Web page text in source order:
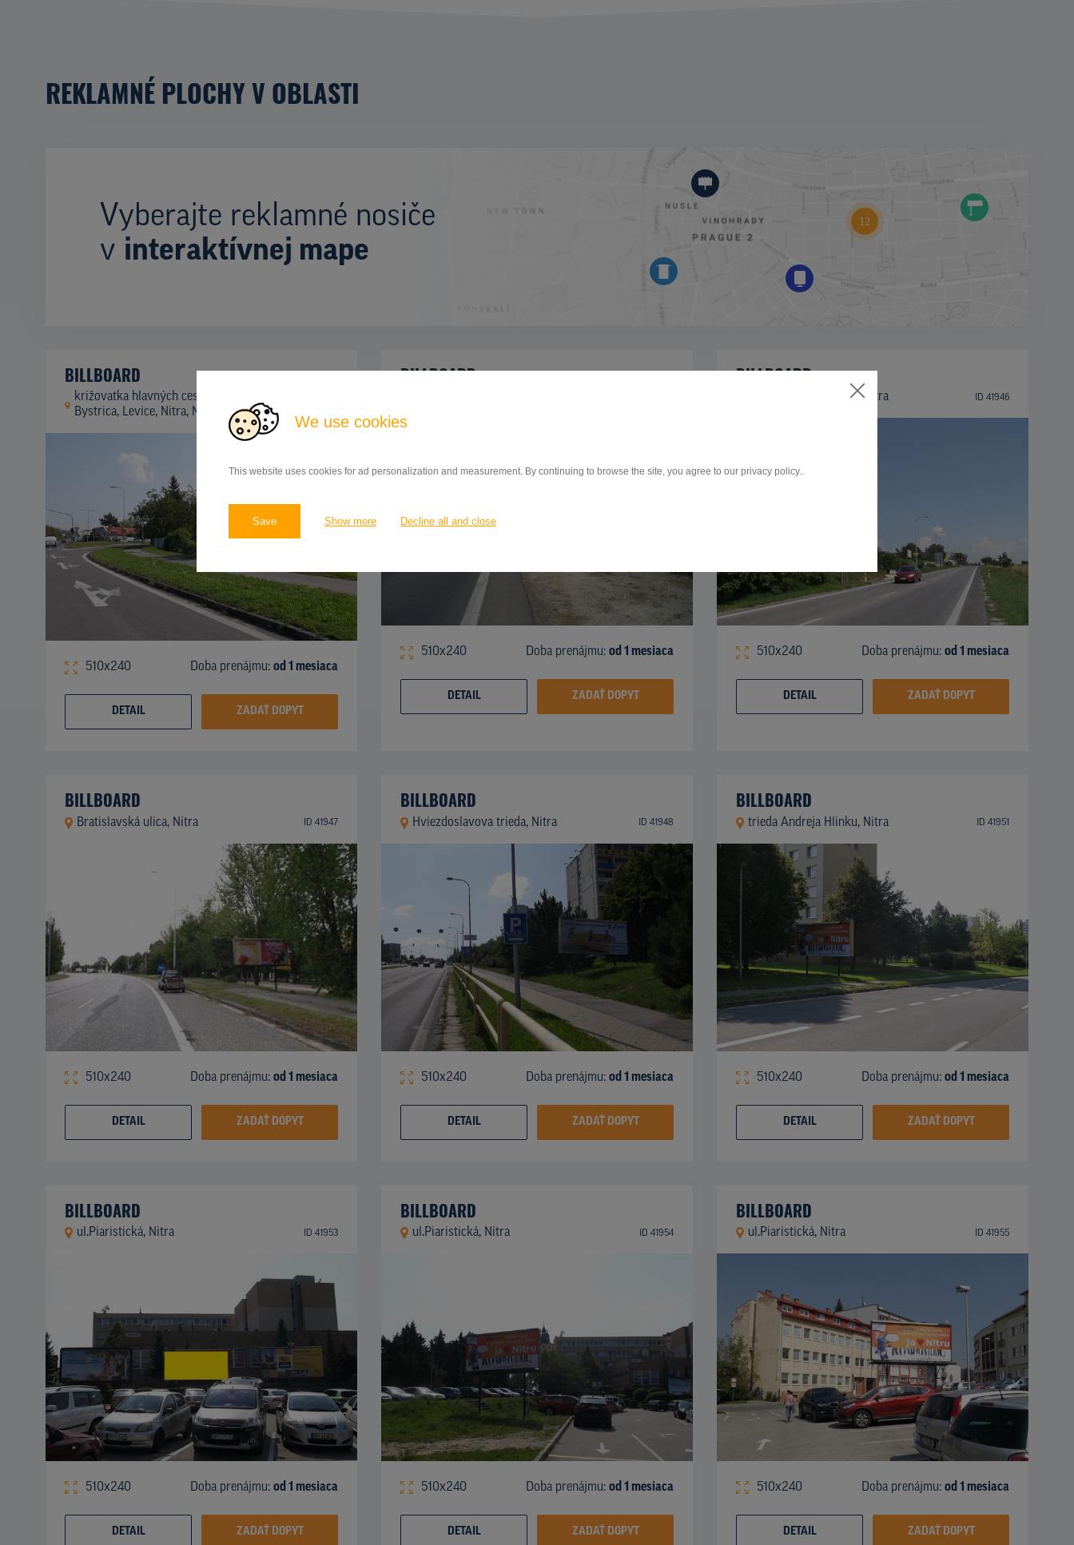
We use cookies
This website uses cookies for ad personalization and measurement. By continuing to browse the site, you agree to our privacy policy..
Save Show more Decline all and close
REKLAMNÉ PLOCHY V OBLASTI
Vyberajte reklamné nosiče
v interaktívnej mape
BILLBOARD
križovatka hlavných cestných ťahov Banská
Bystrica, Levice, Nitra, Nitra
510x240 Doba prenájmu: od 1 mesiaca
DETAIL ZADAŤ DOPYT
BILLBOARD
510x240 Doba prenájmu: od 1 mesiaca
DETAIL ZADAŤ DOPYT
BILLBOARD
Zlatomoravecká ulica, Nitra ID 41946
510x240 Doba prenájmu: od 1 mesiaca
DETAIL ZADAŤ DOPYT
BILLBOARD
Bratislavská ulica, Nitra ID 41947
510x240 Doba prenájmu: od 1 mesiaca
DETAIL ZADAŤ DOPYT
BILLBOARD
Hviezdoslavova trieda, Nitra ID 41948
510x240 Doba prenájmu: od 1 mesiaca
DETAIL ZADAŤ DOPYT
BILLBOARD
trieda Andreja Hlinku, Nitra ID 41951
510x240 Doba prenájmu: od 1 mesiaca
DETAIL ZADAŤ DOPYT
BILLBOARD
ul.Piaristická, Nitra ID 41953
510x240 Doba prenájmu: od 1 mesiaca
DETAIL ZADAŤ DOPYT
BILLBOARD
ul.Piaristická, Nitra ID 41954
510x240 Doba prenájmu: od 1 mesiaca
DETAIL ZADAŤ DOPYT
BILLBOARD
ul.Piaristická, Nitra ID 41955
510x240 Doba prenájmu: od 1 mesiaca
DETAIL ZADAŤ DOPYT